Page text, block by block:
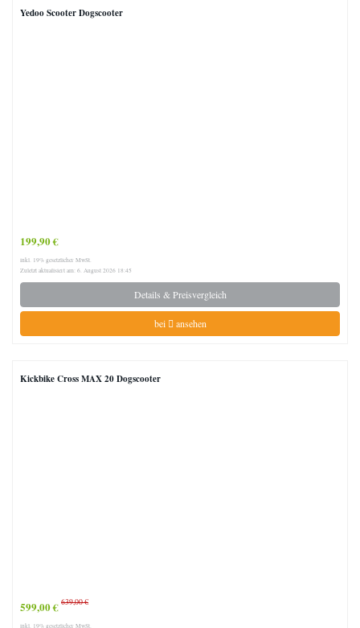
Yedoo Scooter Dogscooter
199,90 €
inkl. 19% gesetzlicher MwSt.
Zuletzt aktualisiert am: 6. August 2026 18:45
Details & Preisvergleich
bei ansehen
Kickbike Cross MAX 20 Dogscooter
599,00 € 639,00 €
inkl. 19% gesetzlicher MwSt.